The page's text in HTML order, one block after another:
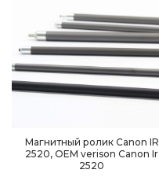
Магнитный ролик Canon IR
2520, OEM verison Canоn Ir
2520